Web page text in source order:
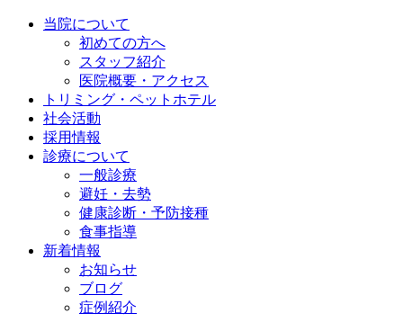
当院について
初めての方へ
スタッフ紹介
医院概要・アクセス
トリミング・ペットホテル
社会活動
採用情報
診療について
一般診療
避妊・去勢
健康診断・予防接種
食事指導
新着情報
お知らせ
ブログ
症例紹介